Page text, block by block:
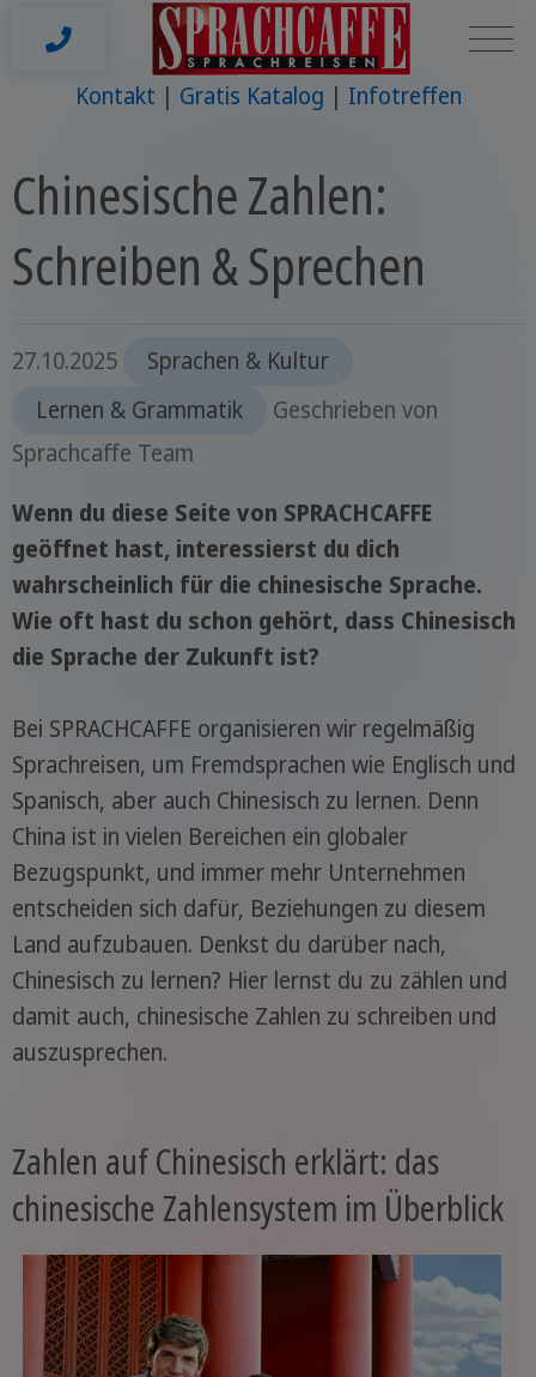
Kontakt Gratis Katalog Infotreffen
Chinesische Zahlen:
Schreiben & Sprechen
27.10.2025
Sprachen & Kultur
Lernen & Grammatik
Geschrieben von
Sprachcaffe Team
Wenn du diese Seite von SPRACHCAFFE
geöffnet hast, interessierst du dich
wahrscheinlich für die chinesische Sprache.
Wie oft hast du schon gehört, dass Chinesisch
die Sprache der Zukunft ist?
Bei SPRACHCAFFE organisieren wir regelmäßig
Sprachreisen, um Fremdsprachen wie Englisch und
Spanisch, aber auch Chinesisch zu lernen. Denn
China ist in vielen Bereichen ein globaler
Bezugspunkt, und immer mehr Unternehmen
entscheiden sich dafür, Beziehungen zu diesem
Land aufzubauen. Denkst du darüber nach,
Chinesisch zu lernen? Hier lernst du zu zählen und
damit auch, chinesische Zahlen zu schreiben und
auszusprechen.
Zahlen auf Chinesisch erklärt: das
chinesische Zahlensystem im Überblick